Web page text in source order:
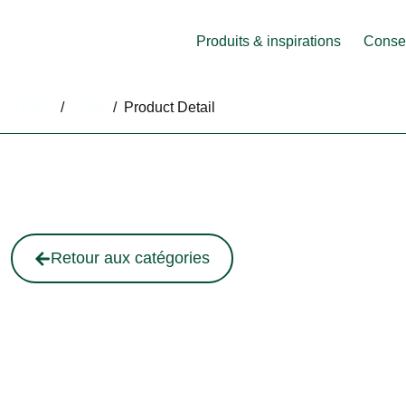
Produits & inspirations
/ / Product Detail
Retour aux catégories